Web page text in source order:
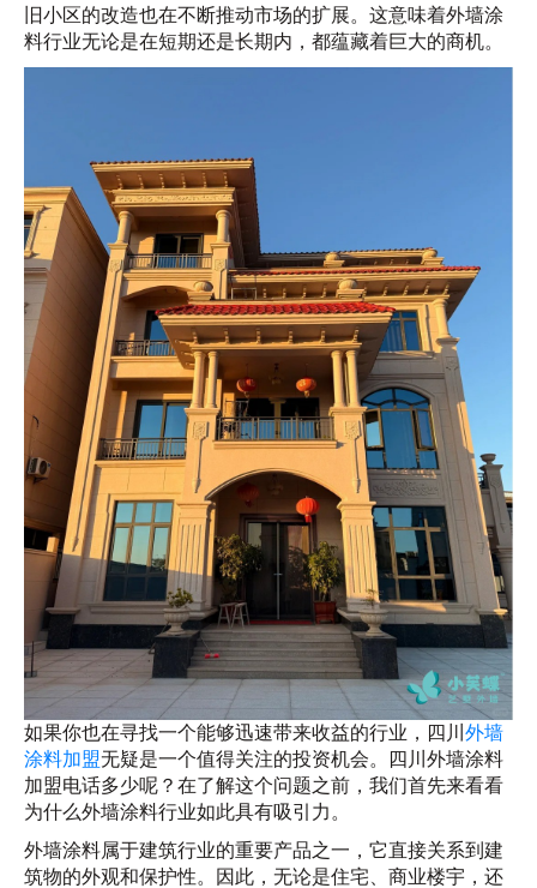
旧小区的改造也在不断推动市场的扩展。这意味着外墙涂
料行业无论是在短期还是长期内，都蕴藏着巨大的商机。
如果你也在寻找一个能够迅速带来收益的行业，四川 外墙
涂料加盟无疑是一个值得关注的投资机会。四川外墙涂料
加盟电话多少呢？在了解这个问题之前，我们首先来看看
为什么外墙涂料行业如此具有吸引力。
外墙涂料属于建筑行业的重要产品之一，它直接关系到建
筑物的外观和保护性。因此，无论是住宅、商业楼宇，还